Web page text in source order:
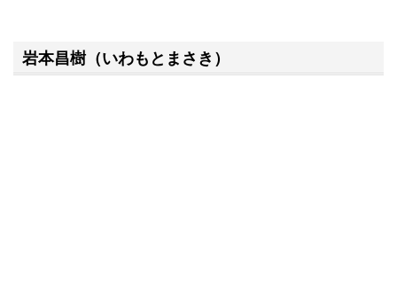
岩本昌樹（いわもとまさき）